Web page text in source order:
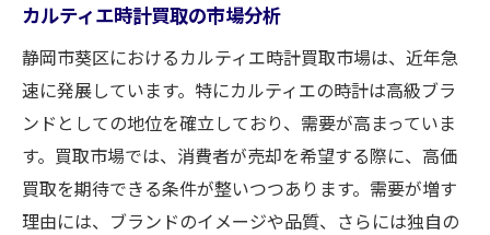
日常的なメンテナンスの重要性
プロが教えるクリーニングテクニック
オーバーホールのタイミングと効果
外観維持のための保管方法
機械式時計の正しい使い方
修理履歴が査定額に与える影響
カルティエ時計買取の市場分析
静岡市葵区におけるカルティエ時計買取市場は、近年急
速に発展しています。特にカルティエの時計は高級ブラ
ンドとしての地位を確立しており、需要が高まっていま
す。買取市場では、消費者が売却を希望する際に、高価
買取を期待できる条件が整いつつあります。需要が増す
理由には、ブランドのイメージや品質、さらには独自の